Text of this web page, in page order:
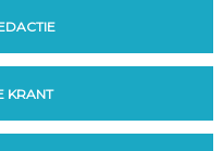
KRANT